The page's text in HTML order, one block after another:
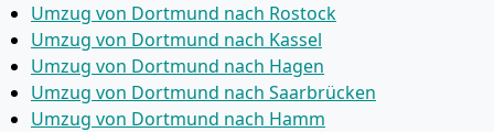
Umzug von Dortmund nach Rostock
Umzug von Dortmund nach Kassel
Umzug von Dortmund nach Hagen
Umzug von Dortmund nach Saarbrücken
Umzug von Dortmund nach Hamm